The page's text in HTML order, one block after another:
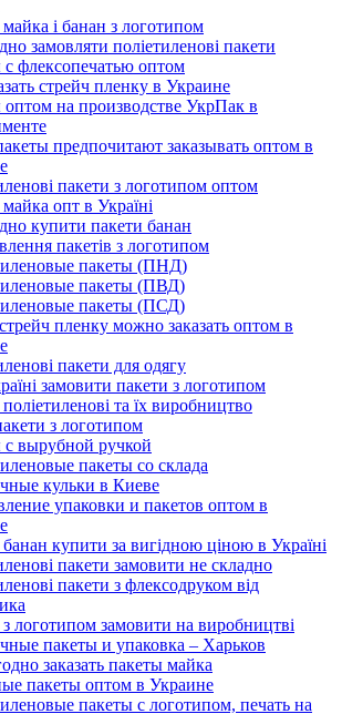
і банан з логотипом
замовляти поліетиленові пакети
флексопечатью оптом
стрейч пленку в Украине
на производстве УкрПак в
предпочитают заказывать оптом в
пакети з логотипом оптом
опт в Україні
купити пакети банан
пакетів з логотипом
пакеты (ПНД)
пакеты (ПВД)
пакеты (ПСД)
пленку можно заказать оптом в
пакети для одягу
замовити пакети з логотипом
та їх виробництво
з логотипом
вырубной ручкой
пакеты со склада
кульки в Киеве
упаковки и пакетов оптом в
купити за вигідною ціною в Україні
пакети замовити не складно
пакети з флексодруком від
логотипом замовити на виробництві
пакеты и упаковка – Харьков
заказать пакеты майка
пакеты оптом в Украине
пакеты с логотипом, печать на